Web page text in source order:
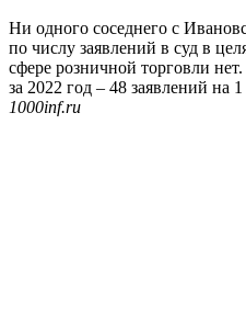
Ни одного соседнего с
по числу заявлений в суд в
сфере розничной торговли
за 2022 год – 48 заявлений на
1000inf.ru